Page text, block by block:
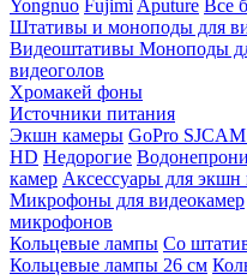
Yongnuo Fujimi Aputure Все
Штативы и моноподы для
Видеоштативы Моноподы
видеоголов
Хромакей фоны
Источники питания
Экшн камеры GoPro SJCAM
HD Недорогие
камер Аксессуары для экшн
Микрофоны для видеокамер
микрофонов
Кольцевые лампы Со
Кольцевые лампы 26 см